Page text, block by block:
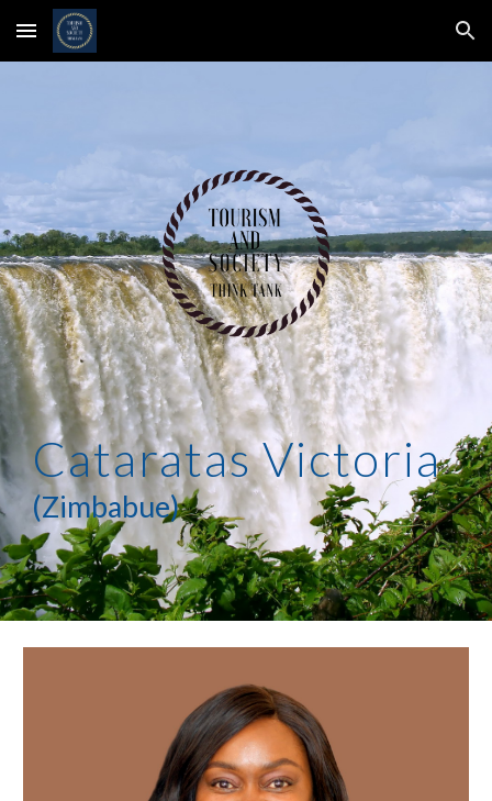
Skip to main content Skip to navigation
Cataratas Victoria
(Zimbabue)